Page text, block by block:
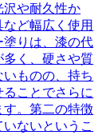
沢や耐久性か
ど幅広く使用
塗りは、漆の代
多く、硬さや質
ものの、持ち
ことでさらに
。第二の特徴
ないというこ